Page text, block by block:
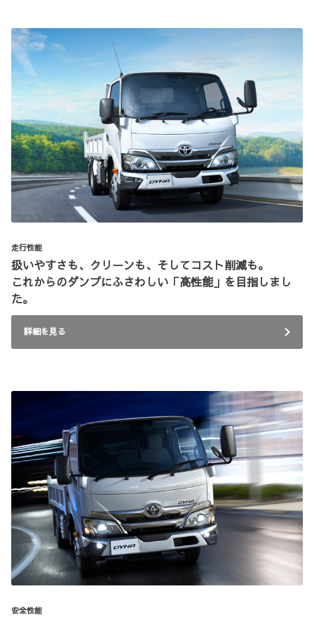
走行性能
扱いやすさも、クリーンも、そしてコスト削減も。
これからのダンプにふさわしい「高性能」を目指しまし
た。
詳細を見る
安全性能